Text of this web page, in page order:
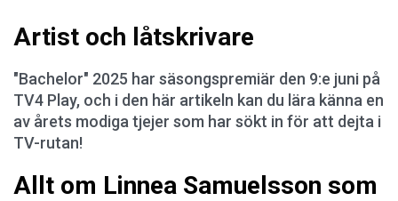
Artist och låtskrivare
"Bachelor" 2025 har säsongspremiär den 9:e juni på
TV4 Play, och i den här artikeln kan du lära känna en
av årets modiga tjejer som har sökt in för att dejta i
TV-rutan!
Allt om Linnea Samuelsson som